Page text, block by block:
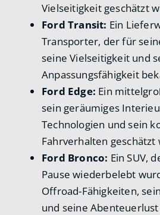
Vielseitigkeit geschätzt
Ford Transit: Ein
Transporter, der für
seine Vielseitigkeit und
Anpassungsfähigkeit
Ford Edge: Ein
sein geräumiges
Technologien und sein
Fahrverhalten geschätzt
Ford Bronco: Ein SUV,
Pause wiederbelebt
Offroad-Fähigkeiten,
und seine